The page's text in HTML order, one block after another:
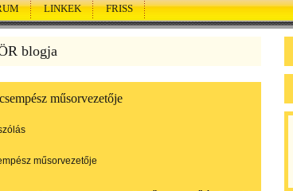
LINKEK FRISS
blogja
műsorvezetője